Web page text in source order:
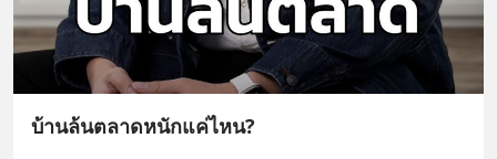
บ้านล้นตลาดหนักแค่ไหน?